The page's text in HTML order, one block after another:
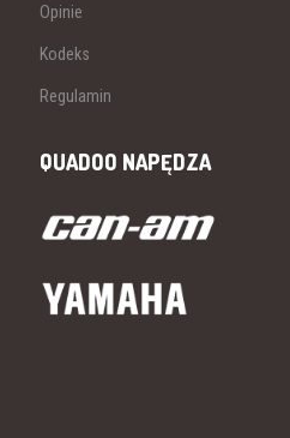
Opinie
Kodeks
Regulamin
QUADOO NAPĘDZA